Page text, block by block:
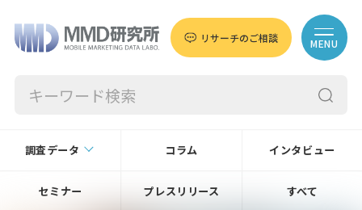
リサーチのご相談 MENU
調査データ コラム インタビュー
セミナー プレスリリース すべて